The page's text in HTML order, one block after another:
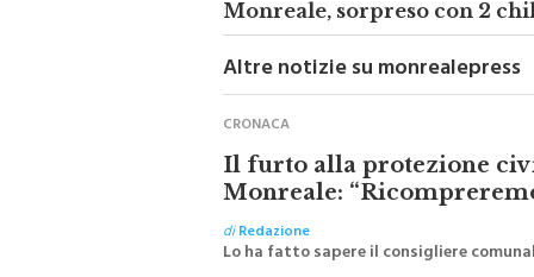
Monreale, sorpreso con 2
Altre notizie su monrealepress
Il furto alla protezione
Monreale:
diRedazione
Lo ha fatto sapere il consigliere